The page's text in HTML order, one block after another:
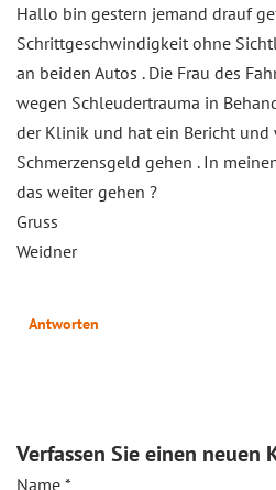
Hallo bin gestern jemand drauf
Schrittgeschwindigkeit ohne
an beiden Autos . Die Frau des
wegen Schleudertrauma in
der Klinik und hat ein Bericht
Schmerzensgeld gehen . In
das weiter gehen ?
Gruss
Weidner
Antworten
Verfassen Sie einen neuen
Name *